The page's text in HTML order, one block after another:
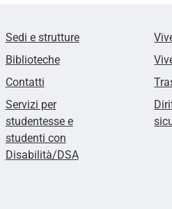
Sedi e strutture
Biblioteche
Contatti
Servizi per
studentesse e
studenti con
Disabilità/DSA